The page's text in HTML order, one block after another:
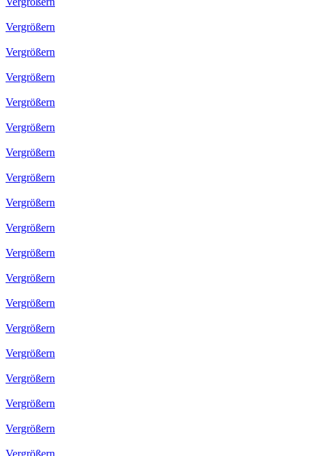
Vergrößern
Vergrößern
Vergrößern
Vergrößern
Vergrößern
Vergrößern
Vergrößern
Vergrößern
Vergrößern
Vergrößern
Vergrößern
Vergrößern
Vergrößern
Vergrößern
Vergrößern
Vergrößern
Vergrößern
Vergrößern